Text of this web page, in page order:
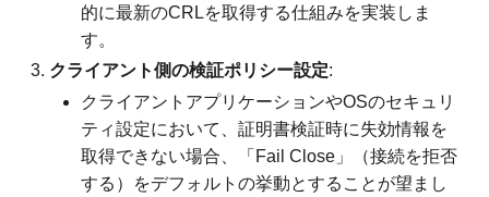
的に最新のCRLを取得する仕組みを実装しま
す。
クライアント側の検証ポリシー設定:
クライアントアプリケーションやOSのセキュリ
ティ設定において、証明書検証時に失効情報を
取得できない場合、「Fail Close」（接続を拒否
する）をデフォルトの挙動とすることが望まし